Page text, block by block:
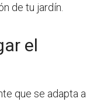
de tu jardín.
el
que se adapta a